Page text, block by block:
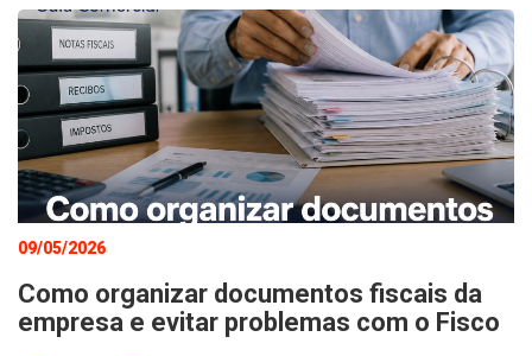
09/05/2026
Como organizar documentos fiscais da
empresa e evitar problemas com o Fisco